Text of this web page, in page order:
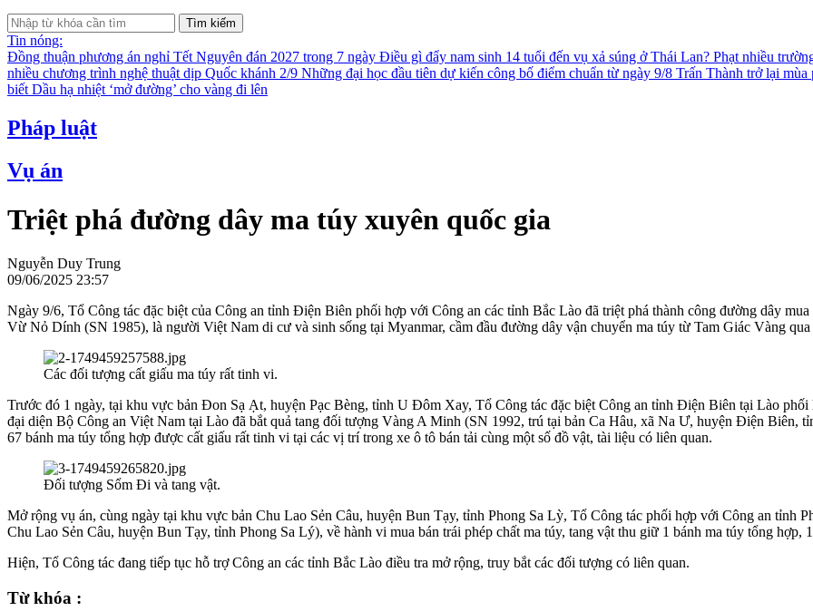
Tìm kiếm
Tin nóng:
Đồng thuận phương án nghỉ Tết Nguyên đán 2027 trong 7 ngày Điều gì đẩy nam sinh 14 tuổi đến vụ xả súng ở Thái Lan? Phạt nhiều
nhiều chương trình nghệ thuật dịp Quốc khánh 2/9 Những đại học đầu tiên dự kiến công bố điểm chuẩn từ ngày 9/8 Trấn Thành trở lại
biếtDầu hạ nhiệt ‘mở đường’ cho vàng đi lên
Pháp luật
Vụ án
Triệt phá đường dây ma túy xuyên quốc gia
Nguyễn Duy Trung
09/06/2025 23:57
Ngày 9/6, Tổ Công tác đặc biệt của Công an tỉnh Điện Biên phối hợp với Công an các tỉnh Bắc Lào đã triệt phá thành công đường dây
Vừ Nỏ Dính (SN 1985), là người Việt Nam di cư và sinh sống tại Myanmar, cầm đầu đường dây vận chuyển ma túy từ Tam Giác Vàng
Các đối tượng cất giấu ma túy rất tinh vi.
Trước đó 1 ngày, tại khu vực bản Đon Sạ Ạt, huyện Pạc Bèng, tỉnh U Đôm Xay, Tổ Công tác đặc biệt Công an tỉnh Điện Biên tại Lào
đại diện Bộ Công an Việt Nam tại Lào đã bắt quả tang đối tượng Vàng A Minh (SN 1992, trú tại bản Ca Hâu, xã Na Ư, huyện Điện Biên,
67 bánh ma túy tổng hợp được cất giấu rất tinh vi tại các vị trí trong xe ô tô bán tải cùng một số đồ vật, tài liệu có liên quan.
Đối tượng Sổm Đi và tang vật.
Mở rộng vụ án, cùng ngày tại khu vực bản Chu Lao Sẻn Câu, huyện Bun Tạy, tỉnh Phong Sa Lỳ, Tổ Công tác phối hợp với Công an tỉnh
Chu Lao Sẻn Câu, huyện Bun Tạy, tỉnh Phong Sa Lý), về hành vi mua bán trái phép chất ma túy, tang vật thu giữ 1 bánh ma túy tổng
Hiện, Tổ Công tác đang tiếp tục hỗ trợ Công an các tỉnh Bắc Lào điều tra mở rộng, truy bắt các đối tượng có liên quan.
Từ khóa :